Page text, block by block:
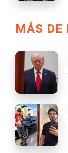
MÁS DE